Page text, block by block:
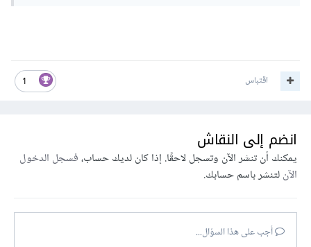
1 اقتباس
انضم إلى النقاش
يمكنك أن تنشر الآن وتسجل لاحقًا. إذا كان لديك حساب،فسجل الدخول
الآنلتنشر باسم حسابك.
أجب على هذا السؤال...